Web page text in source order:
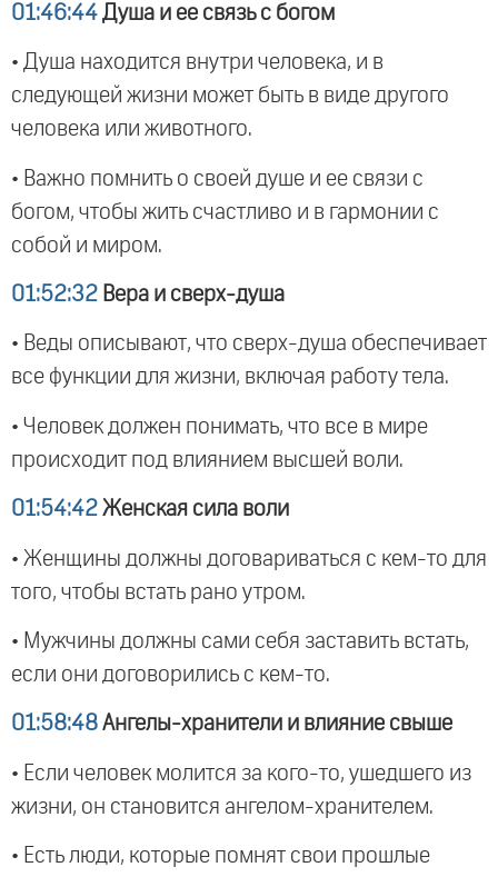
01:46:44 Душа и ее связь с богом
• Душа находится внутри человека, и в
следующей жизни может быть в виде другого
человека или животного.
• Важно помнить о своей душе и ее связи с
богом, чтобы жить счастливо и в гармонии с
собой и миром.
01:52:32 Вера и сверх-душа
• Веды описывают, что сверх-душа обеспечивает
все функции для жизни, включая работу тела.
• Человек должен понимать, что все в мире
происходит под влиянием высшей воли.
01:54:42 Женская сила воли
• Женщины должны договариваться с кем-то для
того, чтобы встать рано утром.
• Мужчины должны сами себя заставить встать,
если они договорились с кем-то.
01:58:48 Ангелы-хранители и влияние свыше
• Если человек молится за кого-то, ушедшего из
жизни, он становится ангелом-хранителем.
• Есть люди, которые помнят свои прошлые